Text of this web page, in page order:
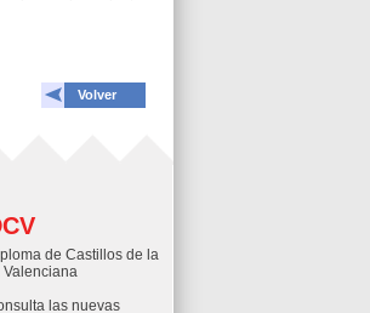
Volver
de Castillos de la
Valenciana
las nuevas